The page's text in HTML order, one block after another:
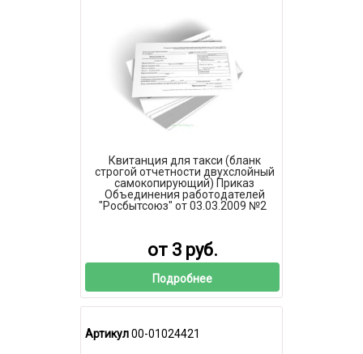
Квитанция для такси (бланк
строгой отчетности двухслойный
самокопирующий) Приказ
Объединения работодателей
"Росбытсоюз" от 03.03.2009 №2
от 3 руб.
Подробнее
Артикул00-01024421